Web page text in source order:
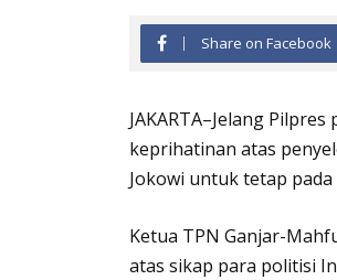
Share on Facebook
JAKARTA–Jelang
keprihatinan atas
Jokowi untuk tetap
Ketua TPN Ganjar-
atas sikap para politisi